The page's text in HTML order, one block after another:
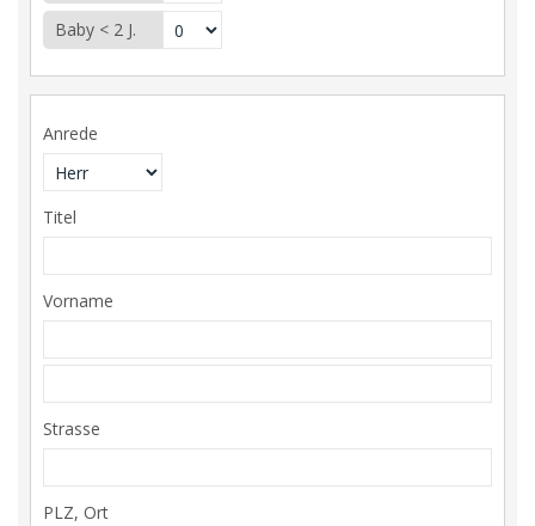
Baby < 2 J.
Anrede
Titel
Vorname
Strasse
PLZ, Ort